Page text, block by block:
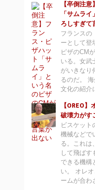
【卒倒注
「サムラ
ろしすぎて
フランスの
ーとして登
ピザのCM
いる。女武
がいきなり
るのだ。
文化の紹
【OREO
破壊力がす
ビスケット
機械などで
る。これは
して飛ばす
できる機構
い。 オレ
ームが合